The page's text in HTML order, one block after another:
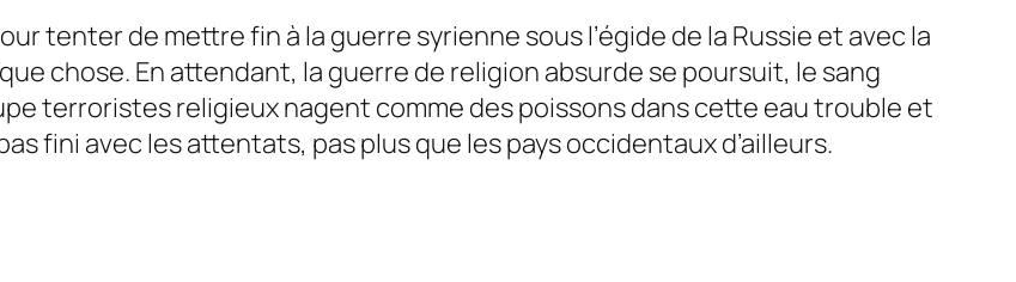
tenter de mettre fin à la guerre syrienne sous l’égide de la Russie et avec la
chose. En attendant, la guerre de religion absurde se poursuit, le sang
terroristes religieux nagent comme des poissons dans cette eau trouble et
fini avec les attentats, pas plus que les pays occidentaux d’ailleurs.